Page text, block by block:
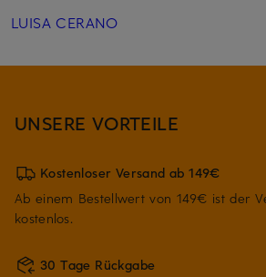
LUISA CERANO
UNSERE VORTEILE
Kostenloser Versand ab 149€
Ab einem Bestellwert von 149€ ist der
kostenlos.
30 Tage Rückgabe